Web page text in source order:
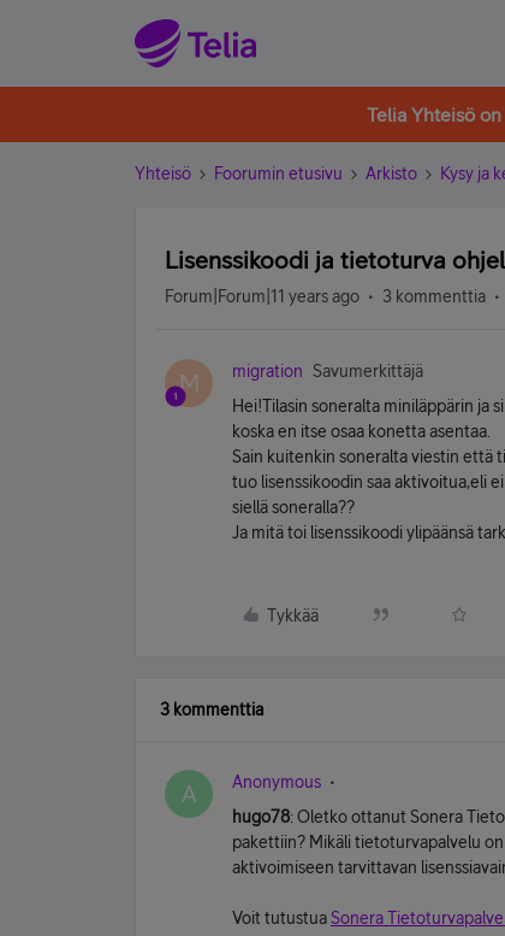
Telia Yhteisö
Yhteisö Foorumin etusivu Arkisto Kysy ja
Lisenssikoodi ja tietoturva
Forum|Forum|11 years ago 3 kommenttia
M migration
Savumerkittäjä
Hei!Tilasin soneralta miniläppärin ja
koska en itse osaa konetta asentaa.
Sain kuitenkin soneralta viestin että
tuo lisenssikoodin saa aktivoitua,eli
siellä soneralla??
Ja mitä toi lisenssikoodi ylipäänsä
Tykkää
3 kommenttia
A Anonymous
hugo78: Oletko ottanut Sonera
pakettiin? Mikäli tietoturvapalvelu
aktivoimiseen tarvittavan
Voit tutustuaSonera